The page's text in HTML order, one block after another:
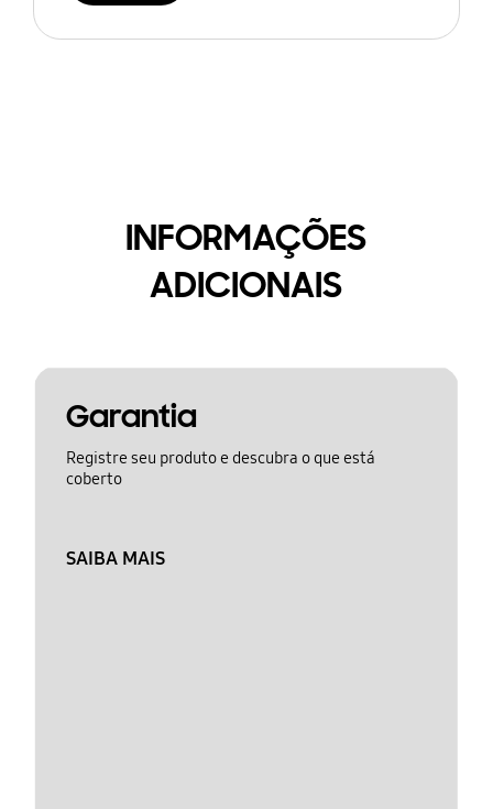
INFORMAÇÕES
ADICIONAIS
Garantia
Registre seu produto e descubra o que está
coberto
SAIBA MAIS